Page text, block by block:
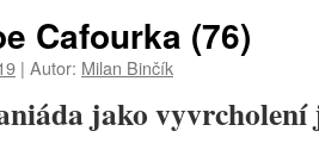
Cafourka (76)
| Autor: Milan Binčík
jako